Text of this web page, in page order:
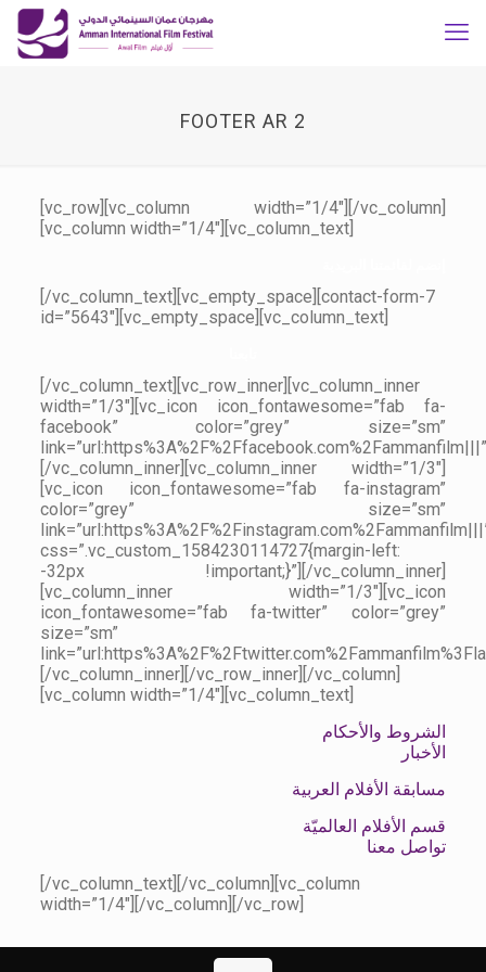
FOOTER AR 2
[vc_row][vc_column width=”1/4″][/vc_column]
[vc_column width=”1/4″][vc_column_text]
[/vc_column_text][vc_empty_space][contact-form-7
id=”5643″][vc_empty_space][vc_column_text]
[/vc_column_text][vc_row_inner][vc_column_inner
width=”1/3″][vc_icon icon_fontawesome=”fab fa-
facebook” color=”grey” size=”sm”
[/vc_column_inner][vc_column_inner width=”1/3″]
[vc_icon icon_fontawesome=”fab fa-instagram”
color=”grey” size=”sm”
css=”.vc_custom_1584230114727{margin-left:
-32px !important;}”][/vc_column_inner]
[vc_column_inner width=”1/3″][vc_icon
icon_fontawesome=”fab fa-twitter” color=”grey”
size=”sm”
[/vc_column_inner][/vc_row_inner][/vc_column]
[vc_column width=”1/4″][vc_column_text]
الشروط والأحكام
الأخبار
مسابقة الأفلام العربية
قسم الأفلام العالميّة
تواصل معنا
[/vc_column_text][/vc_column][vc_column
width=”1/4″][/vc_column][/vc_row]